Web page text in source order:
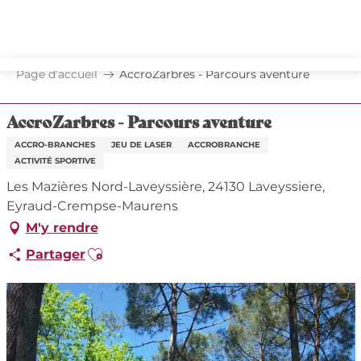
principal
Page d’accueil AccroZarbres - Parcours aventure
AccroZarbres - Parcours aventure
ACCRO-BRANCHES JEU DE LASER
ACCROBRANCHE
ACTIVITÉ SPORTIVE
Les Mazières Nord-Laveyssière, 24130 Laveyssiere,
Eyraud-Crempse-Maurens
M'y rendre
PartagerAjouter aux favoris